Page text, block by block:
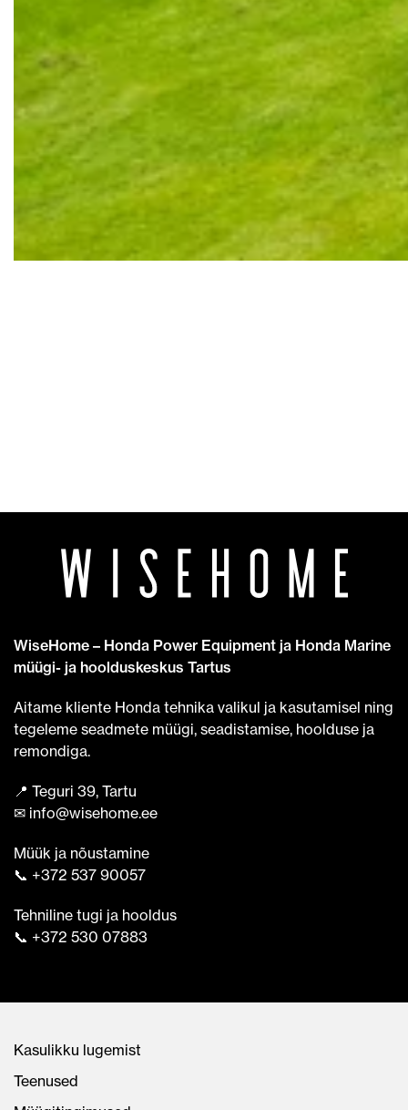
WiseHome – Honda Power Equipment ja Honda Marine
müügi- ja hoolduskeskus Tartus
Aitame kliente Honda tehnika valikul ja kasutamisel ning
tegeleme seadmete müügi, seadistamise, hoolduse ja
remondiga.
📍 Teguri 39, Tartu
✉ info@wisehome.ee
Müük ja nõustamine
📞 +372 537 90057
Tehniline tugi ja hooldus
📞 +372 530 07883
Kasulikku lugemist
Teenused